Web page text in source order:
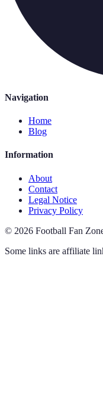
Navigation
Home
Blog
Information
About
Contact
Legal Notice
Privacy Policy
© 2026 Football Fan
Some links are affiliate